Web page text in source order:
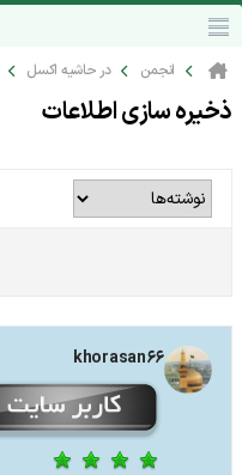
انجمن در حاشیه اکسل
ذخیره سازی اطلاعات
khorasan66